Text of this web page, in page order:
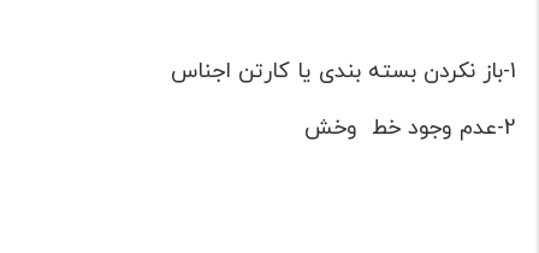
1-باز نکردن بسته بندی یا کارتن اجناس
2-عدم وجود خط وخش